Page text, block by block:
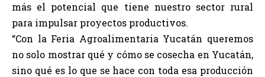
más el potencial que tiene nuestro sector rural
para impulsar proyectos productivos.
“Con la Feria Agroalimentaria Yucatán queremos
no solo mostrar qué y cómo se cosecha en Yucatán,
sino qué es lo que se hace con toda esa producción